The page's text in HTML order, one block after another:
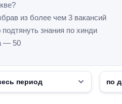
из более чем 3 вакансий
знания по хинди
— 50